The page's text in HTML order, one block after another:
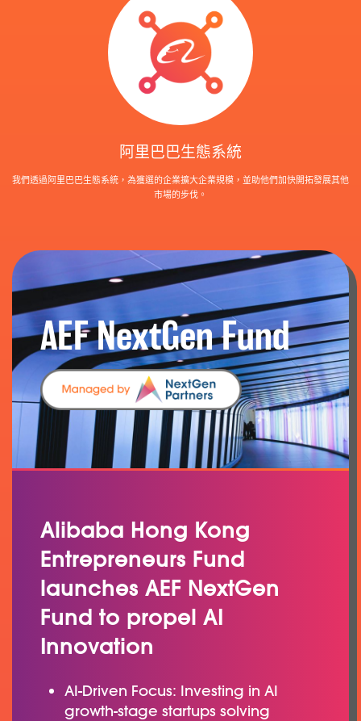
阿里巴巴生態系統
我們透過阿里巴巴生態系統，為獲選的企業擴大企業規模，並助他們加快開拓發展其他
市場的步伐。
AEF NextGen Fund
Alibaba Hong Kong
Entrepreneurs Fund
launches AEF NextGen
Fund to propel AI
Innovation
AI-Driven Focus: Investing in AI
growth-stage startups solving